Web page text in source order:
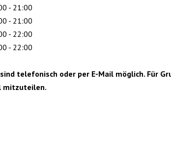
- 21:00
- 21:00
- 22:00
- 22:00
telefonisch oder per E-Mail möglich. Für
mitzuteilen.